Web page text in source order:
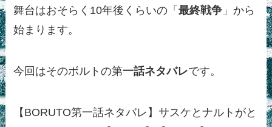
舞台はおそらく10年後くらいの「最終戦争 」から
始まります。
今回はそのボルトの第一話ネタバレです。
【BORUTO第一話ネタバレ】サスケとナルトがと